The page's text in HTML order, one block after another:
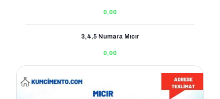
0,00
3,4,5 Numara Mıcır
0,00